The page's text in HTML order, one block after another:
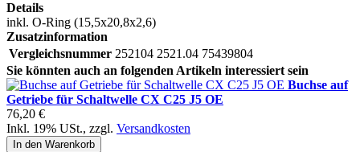
Details
inkl. O-Ring (15,5x20,8x2,6)
Zusatzinformation
Vergleichsnummer 252104 2521.04 75439804
Sie könnten auch an folgenden Artikeln interessiert sein
Buchse auf
Getriebe für Schaltwelle CX C25 J5 OE
76,20 €
Inkl. 19% USt., zzgl. Versandkosten
In den Warenkorb